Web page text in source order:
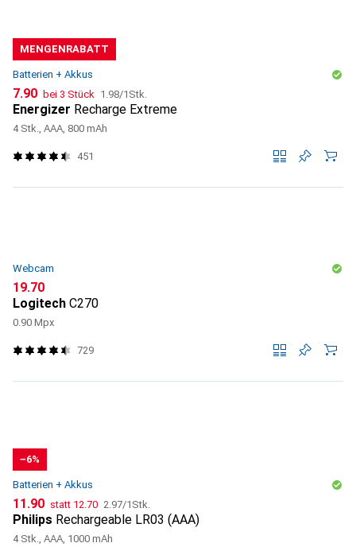
MENGENRABATT
Batterien + Akkus
CHF
7.90 bei 3 Stück CHF
1.98/1Stk.
Energizer Recharge Extreme
4 Stk., AAA, 800 mAh
451
Webcam
CHF
19.70
Logitech C270
0.90 Mpx
729
−6%
Batterien + Akkus
CHF
11.90 statt CHF
12.70 CHF
2.97/1Stk.
Philips Rechargeable LR03 (AAA)
4 Stk., AAA, 1000 mAh